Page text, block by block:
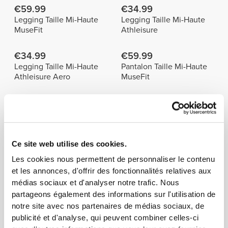
Ce site web utilise des cookies.
Les cookies nous permettent de personnaliser le contenu
et les annonces, d'offrir des fonctionnalités relatives aux
médias sociaux et d'analyser notre trafic. Nous
partageons également des informations sur l'utilisation de
notre site avec nos partenaires de médias sociaux, de
publicité et d'analyse, qui peuvent combiner celles-ci
€59.99
Legging Taille Mi-Haute
MuseFit
€34.99
Legging Taille Mi-Haute
Athleisure
€34.99
Legging Taille Mi-Haute
Athleisure Aero
€59.99
Pantalon Taille Mi-Haute
MuseFit
Voir le tableau des mesures dans la
description.
Taille du modèle : 1,70 m - 5'6" | Le modèle
porte : Taille S